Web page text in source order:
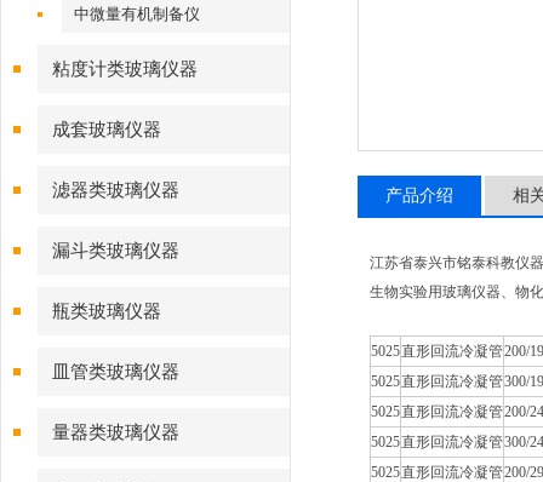
中微量有机制备仪
粘度计类玻璃仪器
成套玻璃仪器
滤器类玻璃仪器
漏斗类玻璃仪器
瓶类玻璃仪器
皿管类玻璃仪器
量器类玻璃仪器
产品介绍 相
江苏省泰兴市铭泰科教仪
生物实验用玻璃仪器、物
5025直形回流冷凝管200/
5025直形回流冷凝管300/
5025直形回流冷凝管200/
5025直形回流冷凝管300/
5025直形回流冷凝管200/